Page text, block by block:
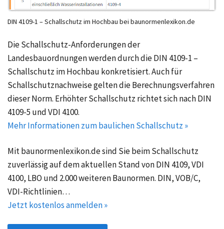
DIN 4109-1 – Schallschutz im Hochbau bei baunormenlexikon.de
Die Schallschutz-Anforderungen der
Landesbauordnungen werden durch die DIN 4109-1 –
Schallschutz im Hochbau konkretisiert. Auch für
Schallschutznachweise gelten die Berechnungsverfahren
dieser Norm. Erhöhter Schallschutz richtet sich nach DIN
4109-5 und VDI 4100.
Mehr Informationen zum baulichen Schallschutz »
Mit baunormenlexikon.de sind Sie beim Schallschutz
zuverlässig auf dem aktuellen Stand von DIN 4109, VDI
4100, LBO und 2.000 weiteren Baunormen. DIN, VOB/C,
VDI-Richtlinien…
Jetzt kostenlos anmelden »